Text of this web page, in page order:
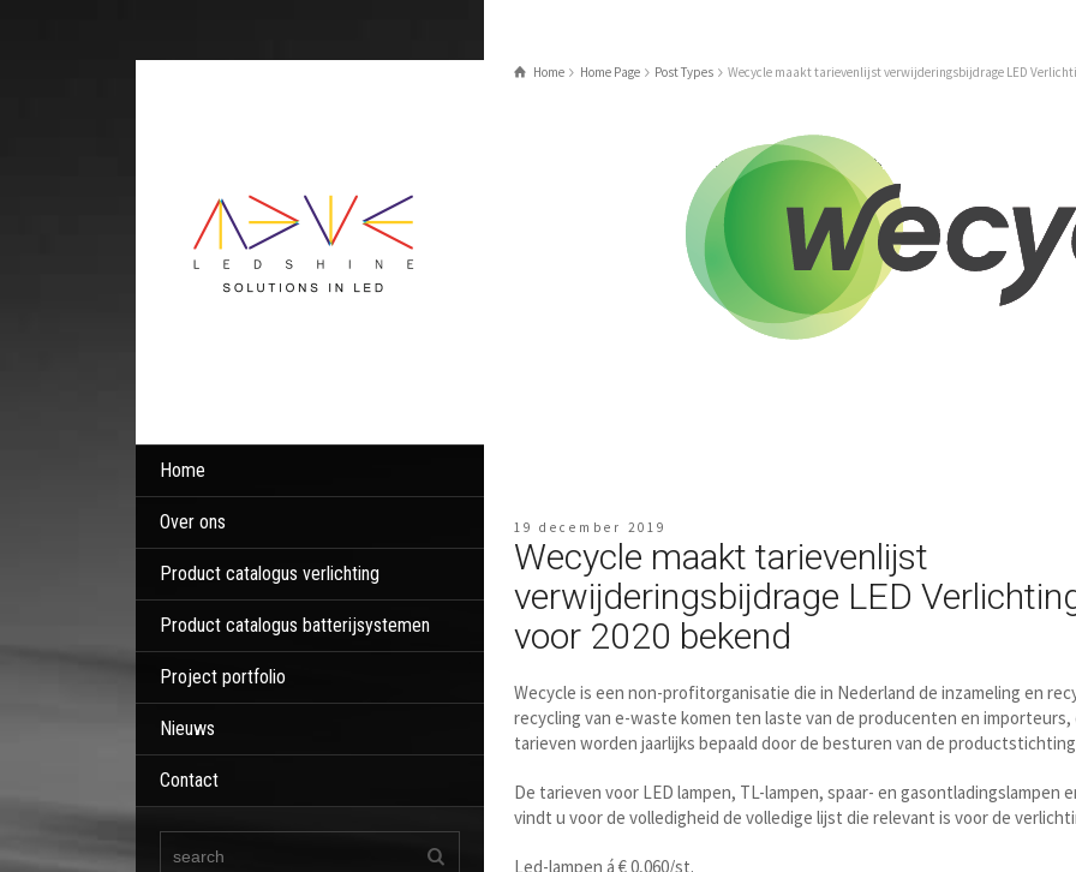
Home
Over ons
Product catalogus verlichting
Product catalogus batterijsystemen
Project portfolio
Nieuws
Contact
Home Home Page Post Types Wecycle maakt tarievenlijst verwijderingsbijdrage LED
19 december 2019
Wecycle maakt tarievenlijst
verwijderingsbijdrage LED
voor 2020 bekend
Wecycle is een non-profitorganisatie die in Nederland de inzameling en
recycling van e-waste komen ten laste van de producenten en
tarieven worden jaarlijks bepaald door de besturen van de
De tarieven voor LED lampen, TL-lampen, spaar- en
vindt u voor de volledigheid de volledige lijst die relevant is voor de
Led-lampen á € 0,060/st.